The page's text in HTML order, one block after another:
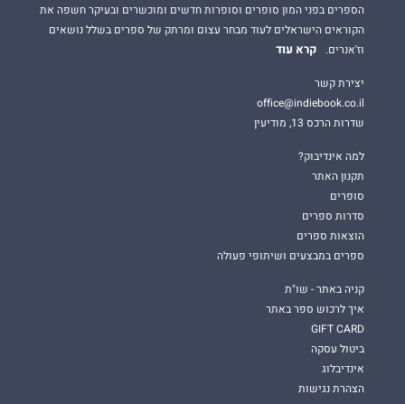
הספרים בפני המון סופרים וסופרות חדשים ומוכשרים ובעיקר חשפה את
הקוראים הישראלים לעוד מבחר עצום ומרתק של ספרים בשלל נושאים
וז'אנרים.
קרא עוד
יצירת קשר
office@indiebook.co.il
שדרות הרכס 13, מודיעין
למה אינדיבוק?
תקנון האתר
סופרים
סדרות ספרים
הוצאות ספרים
ספרים במבצעים ושיתופי פעולה
קניה באתר - שו"ת
איך לרכוש ספר באתר
GIFT CARD
ביטול עסקה
אינדיבלוג
הצהרת נגישות